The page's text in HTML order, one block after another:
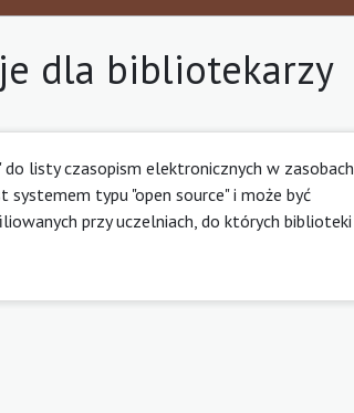
dla bibliotekarzy
do listy czasopism elektronicznych w zasobach
systemem typu "open source" i może być
przy uczelniach, do których biblioteki